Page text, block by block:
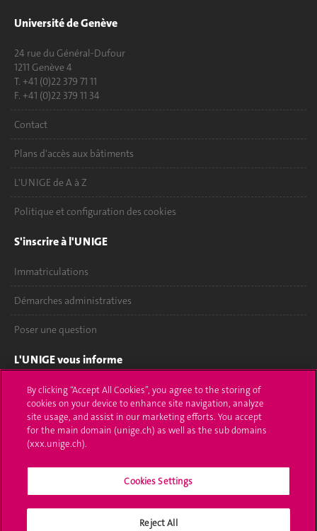
Université de Genève
24 rue du Général-Dufour
1211 Genève 4
T. +41 (0)22 379 71 11
F. +41 (0)22 379 11 34
Contact
Plans d'accès aux bâtiments
L'UNIGE de A à Z
Politique et configuration des cookies
S'inscrire à l'UNIGE
Immatriculations
Démarches administratives
Poser une question
L'UNIGE vous informe
UNIGE Mobile
Médias
Offres d'emploi
Calendrier académique
By clicking “Accept All Cookies”, you agree to the storing of
cookies on your device to enhance site navigation, analyze
site usage, and assist in our marketing efforts. You accept
for the main domain (unige.ch) as well as the sub domains
(xxx.unige.ch).
Cookies Settings
Reject All